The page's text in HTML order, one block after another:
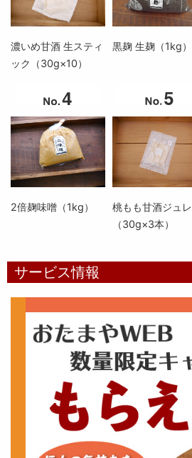
濃いめ甘酒 生スティ
ック（30g×10）
黒麹 生麹（1kg）
2倍麹味噌（1kg）
桃もも甘酒ジュレ
（30g×3本）
サービス情報